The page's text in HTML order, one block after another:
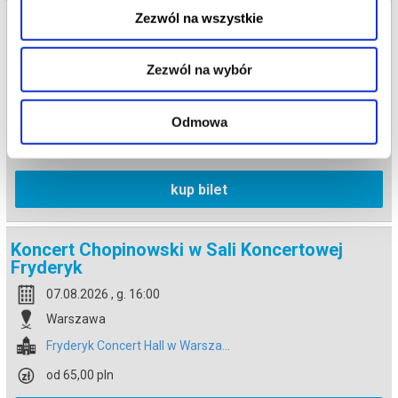
Zezwól na wszystkie
Zezwól na wybór
Odmowa
Koncert Chopinowski w Sali Koncertowej
Fryderyk
07.08.2026 , g. 14:30
Warszawa
Fryderyk Concert Hall w Warsza...
od 65,00 pln
kup bilet
Koncert Chopinowski w Sali Koncertowej
Fryderyk
07.08.2026 , g. 16:00
Warszawa
Fryderyk Concert Hall w Warsza...
od 65,00 pln